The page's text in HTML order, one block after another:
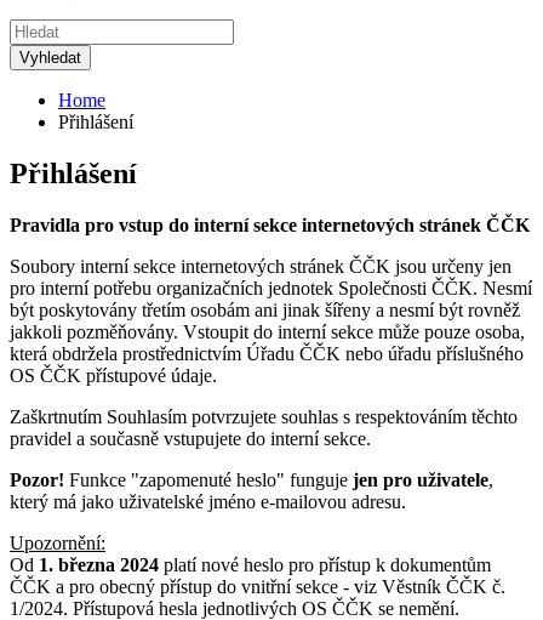
Home
Přihlášení
Přihlášení
Pravidla pro vstup do interní sekce internetových stránek ČČK
Soubory interní sekce internetových stránek ČČK jsou určeny jen
pro interní potřebu organizačních jednotek Společnosti ČČK. Nesmí
být poskytovány třetím osobám ani jinak šířeny a nesmí být rovněž
jakkoli pozměňovány. Vstoupit do interní sekce může pouze osoba,
která obdržela prostřednictvím Úřadu ČČK nebo úřadu příslušného
OS ČČK přístupové údaje.
Zaškrtnutím Souhlasím potvrzujete souhlas s respektováním těchto
pravidel a současně vstupujete do interní sekce.
Pozor! Funkce "zapomenuté heslo" funguje jen pro uživatele,
který má jako uživatelské jméno e-mailovou adresu.
Upozornění:
Od 1. března 2024 platí nové heslo pro přístup k dokumentům
ČČK a pro obecný přístup do vnitřní sekce - viz Věstník ČČK č.
1/2024. Přístupová hesla jednotlivých OS ČČK se nemění.